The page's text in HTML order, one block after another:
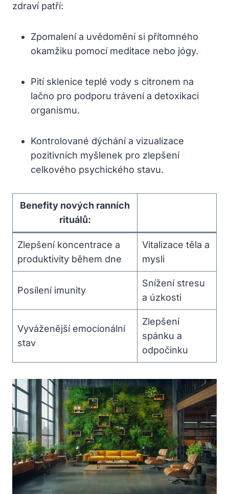
zdraví patří:
Zpomalení a uvědomění si přítomného
okamžiku pomocí meditace nebo jógy.
Pití sklenice teplé vody s citronem na
lačno pro podporu trávení a detoxikaci
organismu.
Kontrolované dýchání a vizualizace
pozitivních myšlenek pro zlepšení
celkového psychického stavu.
Benefity nových ranních
rituálů:
Zlepšení koncentrace a
produktivity během dne
Vitalizace těla a
mysli
Posílení imunity
Snížení stresu
a úzkosti
Vyváženější emocionální
stav
Zlepšení
spánku a
odpočinku